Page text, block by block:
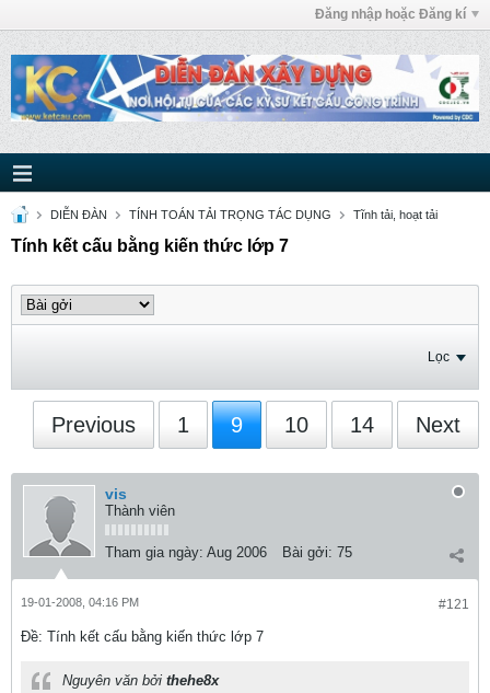
Đăng nhập hoặc Đăng kí
DIỄN ĐÀN TÍNH TOÁN TẢI TRỌNG TÁC DỤNG Tĩnh tải, hoạt tải
Tính kết cấu bằng kiến thức lớp 7
Lọc
Previous 1 9 10 14 Next
vis
Thành viên
Tham gia ngày: Aug 2006 Bài gởi: 75
#121
19-01-2008, 04:16 PM
Ðề: Tính kết cấu bằng kiến thức lớp 7
Nguyên văn bởi thehe8x